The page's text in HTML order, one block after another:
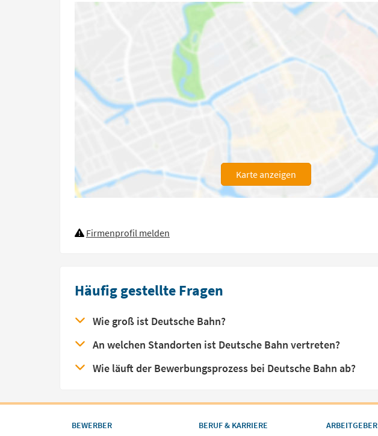
Karte anzeigen
Firmenprofil melden
Häufig gestellte Fragen
Wie groß ist Deutsche Bahn?
An welchen Standorten ist Deutsche Bahn vertreten?
Wie läuft der Bewerbungsprozess bei Deutsche Bahn ab?
BEWERBER BERUF & KARRIERE ARBEITGEBER